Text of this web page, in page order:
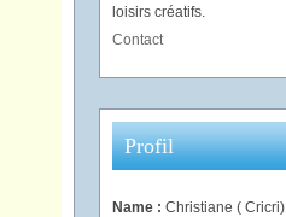
loisirs créatifs.
Contact
Profil
Name : Christiane ( Cricri)